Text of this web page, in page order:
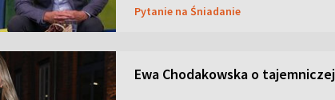
Pytanie na Śniadanie
Ewa Chodakowska o